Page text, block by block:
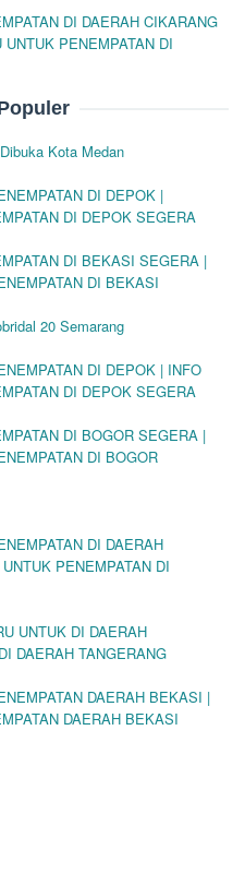
DI DAERAH CIKARANG
PENEMPATAN DI
Kota Medan
DI DEPOK |
DI DEPOK SEGERA
DI BEKASI SEGERA |
DI BEKASI
20 Semarang
DI DEPOK | INFO
DI DEPOK SEGERA
DI BOGOR SEGERA |
DI BOGOR
DI DAERAH
PENEMPATAN DI
UNTUK DI DAERAH
DAERAH TANGERANG
DAERAH BEKASI |
DAERAH BEKASI